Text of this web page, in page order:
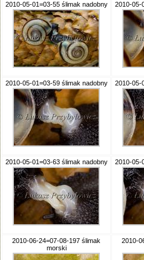
2010-05-01=03-55 ślimak nadobny 2010-05-
2010-05-01=03-59 ślimak nadobny 2010-05-
2010-05-01=03-63 ślimak nadobny 2010-05-
2010-06-24=07-08-197 ślimak
morski
2010-